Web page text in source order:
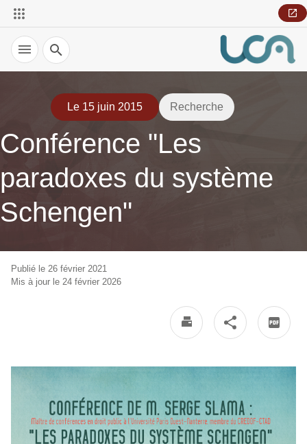
Recherche
Le 15 juin 2015 Recherche
Conférence "Les
paradoxes du système
Schengen"
Publié le 26 février 2021
Mis à jour le 24 février 2026